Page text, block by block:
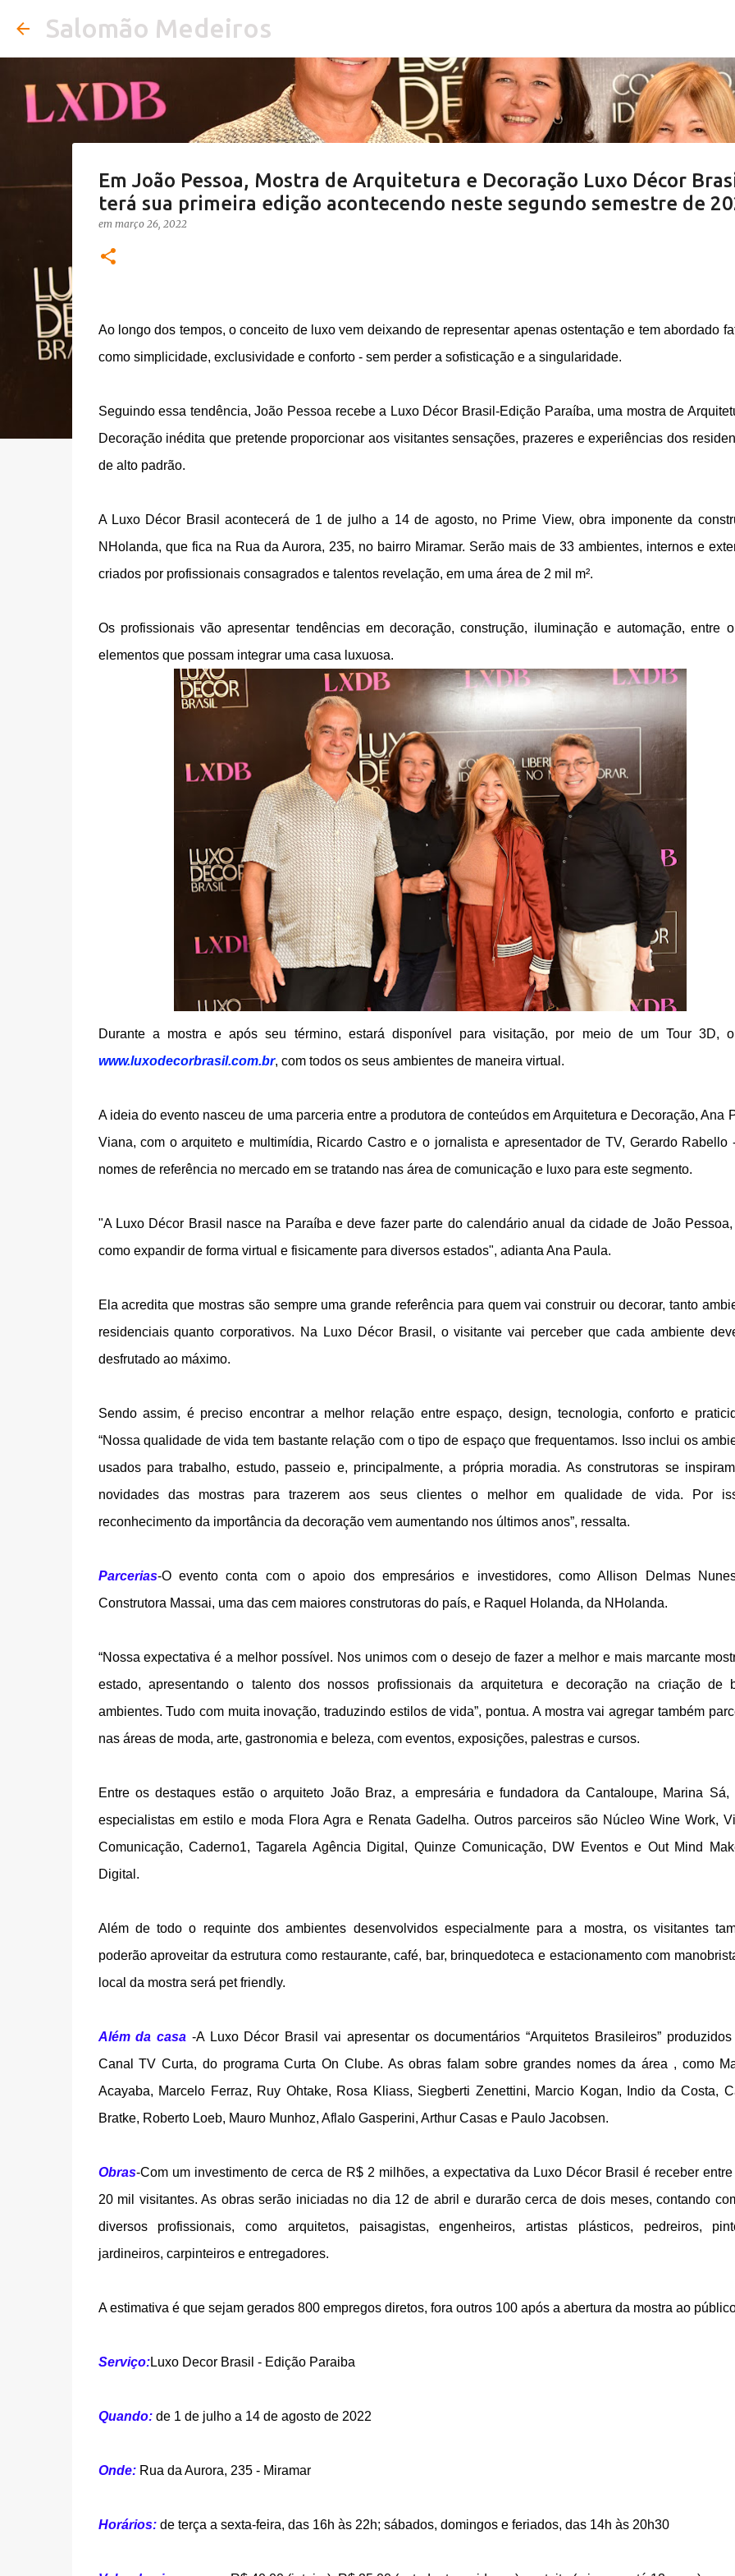
Salomão Medeiros
Em João Pessoa, Mostra de Arquitetura e Decoração Luxo Décor
terá sua primeira edição acontecendo neste segundo semestre de
em março 26, 2022
Ao longo dos tempos, o conceito de luxo vem deixando de representar apenas ostentação e tem abordado
como simplicidade, exclusividade e conforto - sem perder a sofisticação e a singularidade.
Seguindo essa tendência, João Pessoa recebe a Luxo Décor Brasil-Edição Paraíba, uma mostra de
Decoração inédita que pretende proporcionar aos visitantes sensações, prazeres e experiências dos
de alto padrão.
A Luxo Décor Brasil acontecerá de 1 de julho a 14 de agosto, no Prime View, obra imponente da
NHolanda, que fica na Rua da Aurora, 235, no bairro Miramar. Serão mais de 33 ambientes, internos e
criados por profissionais consagrados e talentos revelação, em uma área de 2 mil m².
Os profissionais vão apresentar tendências em decoração, construção, iluminação e automação, entre
elementos que possam integrar uma casa luxuosa.
Durante a mostra e após seu término, estará disponível para visitação, por meio de um Tour 3D,
www.luxodecorbrasil.com.br, com todos os seus ambientes de maneira virtual.
A ideia do evento nasceu de uma parceria entre a produtora de conteúdos em Arquitetura e Decoração, Ana
Viana, com o arquiteto e multimídia, Ricardo Castro e o jornalista e apresentador de TV, Gerardo Rabello
nomes de referência no mercado em se tratando nas área de comunicação e luxo para este segmento.
"A Luxo Décor Brasil nasce na Paraíba e deve fazer parte do calendário anual da cidade de João
como expandir de forma virtual e fisicamente para diversos estados", adianta Ana Paula.
Ela acredita que mostras são sempre uma grande referência para quem vai construir ou decorar, tanto
residenciais quanto corporativos. Na Luxo Décor Brasil, o visitante vai perceber que cada ambiente
desfrutado ao máximo.
Sendo assim, é preciso encontrar a melhor relação entre espaço, design, tecnologia, conforto e
“Nossa qualidade de vida tem bastante relação com o tipo de espaço que frequentamos. Isso inclui os
usados para trabalho, estudo, passeio e, principalmente, a própria moradia. As construtoras se
novidades das mostras para trazerem aos seus clientes o melhor em qualidade de vida. Por
reconhecimento da importância da decoração vem aumentando nos últimos anos”, ressalta.
Parcerias-O evento conta com o apoio dos empresários e investidores, como Allison Delmas
Construtora Massai, uma das cem maiores construtoras do país, e Raquel Holanda, da NHolanda.
“Nossa expectativa é a melhor possível. Nos unimos com o desejo de fazer a melhor e mais marcante
estado, apresentando o talento dos nossos profissionais da arquitetura e decoração na criação de
ambientes. Tudo com muita inovação, traduzindo estilos de vida”, pontua. A mostra vai agregar também
nas áreas de moda, arte, gastronomia e beleza, com eventos, exposições, palestras e cursos.
Entre os destaques estão o arquiteto João Braz, a empresária e fundadora da Cantaloupe, Marina Sá,
especialistas em estilo e moda Flora Agra e Renata Gadelha. Outros parceiros são Núcleo Wine Work,
Comunicação, Caderno1, Tagarela Agência Digital, Quinze Comunicação, DW Eventos e Out Mind
Digital.
Além de todo o requinte dos ambientes desenvolvidos especialmente para a mostra, os visitantes
poderão aproveitar da estrutura como restaurante, café, bar, brinquedoteca e estacionamento com
local da mostra será pet friendly.
Além da casa -A Luxo Décor Brasil vai apresentar os documentários “Arquitetos Brasileiros”
Canal TV Curta, do programa Curta On Clube. As obras falam sobre grandes nomes da área , como
Acayaba, Marcelo Ferraz, Ruy Ohtake, Rosa Kliass, Siegberti Zenettini, Marcio Kogan, Indio da Costa,
Bratke, Roberto Loeb, Mauro Munhoz, Aflalo Gasperini, Arthur Casas e Paulo Jacobsen.
Obras-Com um investimento de cerca de R$ 2 milhões, a expectativa da Luxo Décor Brasil é receber
20 mil visitantes. As obras serão iniciadas no dia 12 de abril e durarão cerca de dois meses, contando
diversos profissionais, como arquitetos, paisagistas, engenheiros, artistas plásticos, pedreiros,
jardineiros, carpinteiros e entregadores.
A estimativa é que sejam gerados 800 empregos diretos, fora outros 100 após a abertura da mostra ao
Serviço:Luxo Decor Brasil - Edição Paraiba
Quando: de 1 de julho a 14 de agosto de 2022
Onde:Rua da Aurora, 235 - Miramar
Horários:de terça a sexta-feira, das 16h às 22h; sábados, domingos e feriados, das 14h às 20h30